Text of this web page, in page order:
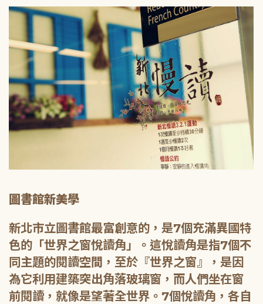
圖書館新美學
新北市立圖書館最富創意的，是7個充滿異國特
色的「世界之窗悅讀角」。這悅讀角是指7個不
同主題的閱讀空間，至於『世界之窗』，是因
為它利用建築突出角落玻璃窗，而人們坐在窗
前閱讀，就像是望著全世界。7個悅讀角，各自